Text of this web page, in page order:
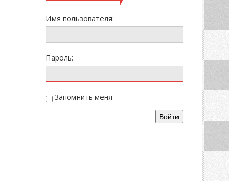
Имя пользователя:
Пароль:
Запомнить меня
Войти